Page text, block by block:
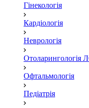
Гінекологія
Кардіологія
Неврологія
Отоларингологія
Офтальмологія
Педіатрія